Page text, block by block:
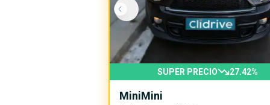
SUPER PRECIO 27.42%
MiniMini